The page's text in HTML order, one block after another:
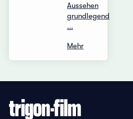
Aussehen
grundlegend
...
Mehr